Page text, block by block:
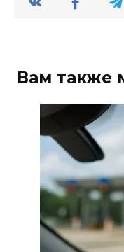
Вам также